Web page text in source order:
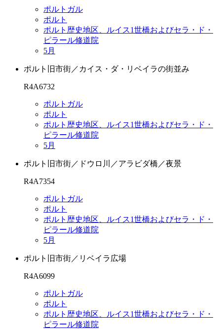
ポルトガル
ポルト
ポルト歴史地区、ルイス1世橋およびセラ・ド・
ピラール修道院
5月
ポルト旧市街／カイス・ダ・リベイラの街並み
R4A6732
ポルトガル
ポルト
ポルト歴史地区、ルイス1世橋およびセラ・ド・
ピラール修道院
5月
ポルト旧市街／ドウロ川／アラビダ橋／夜景
R4A7354
ポルトガル
ポルト
ポルト歴史地区、ルイス1世橋およびセラ・ド・
ピラール修道院
5月
ポルト旧市街／リベイラ広場
R4A6099
ポルトガル
ポルト
ポルト歴史地区、ルイス1世橋およびセラ・ド・
ピラール修道院